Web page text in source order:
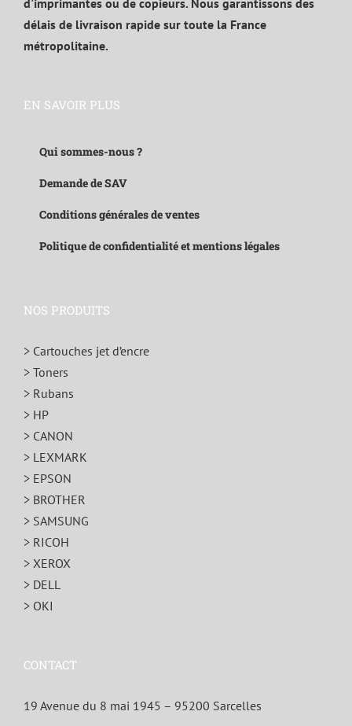
d'imprimantes ou de copieurs. Nous garantissons des
délais de livraison rapide sur toute la France
métropolitaine.
EN SAVOIR PLUS
Qui sommes-nous ?
Demande de SAV
Conditions générales de ventes
Politique de confidentialité et mentions légales
NOS PRODUITS
> Cartouches jet d’encre
> Toners
> Rubans
> HP
> CANON
> LEXMARK
> EPSON
> BROTHER
> SAMSUNG
> RICOH
> XEROX
> DELL
> OKI
CONTACT
19 Avenue du 8 mai 1945 – 95200 Sarcelles